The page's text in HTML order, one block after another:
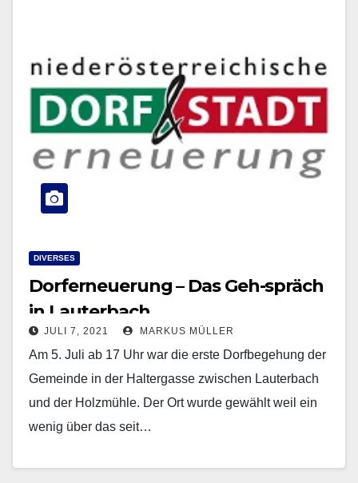
DIVERSES
Dorferneuerung – Das Geh-spräch
in Lauterbach.
JULI 7, 2021 MARKUS MÜLLER
Am 5. Juli ab 17 Uhr war die erste Dorfbegehung der
Gemeinde in der Haltergasse zwischen Lauterbach
und der Holzmühle. Der Ort wurde gewählt weil ein
wenig über das seit…